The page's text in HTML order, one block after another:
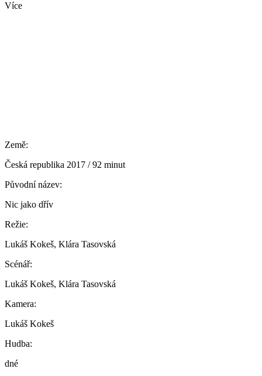
Více
Země:
Česká republika 2017 / 92 minut
Původní název:
Nic jako dřív
Režie:
Lukáš Kokeš, Klára Tasovská
Scénář:
Lukáš Kokeš, Klára Tasovská
Kamera:
Lukáš Kokeš
Hudba:
dné